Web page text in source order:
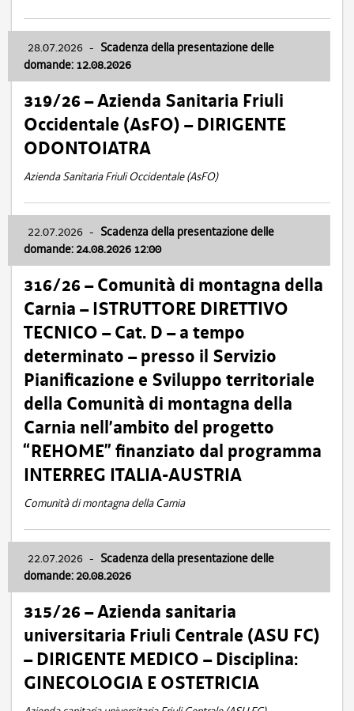
28.07.2026 - Scadenza della presentazione delle
domande: 12.08.2026
319/26 – Azienda Sanitaria Friuli
Occidentale (AsFO) – DIRIGENTE
ODONTOIATRA
Azienda Sanitaria Friuli Occidentale (AsFO)
22.07.2026 - Scadenza della presentazione delle
domande: 24.08.2026 12:00
316/26 – Comunità di montagna della
Carnia – ISTRUTTORE DIRETTIVO
TECNICO – Cat. D – a tempo
determinato – presso il Servizio
Pianificazione e Sviluppo territoriale
della Comunità di montagna della
Carnia nell’ambito del progetto
“REHOME” finanziato dal programma
INTERREG ITALIA-AUSTRIA
Comunità di montagna della Carnia
22.07.2026 - Scadenza della presentazione delle
domande: 20.08.2026
315/26 – Azienda sanitaria
universitaria Friuli Centrale (ASU FC)
– DIRIGENTE MEDICO – Disciplina:
GINECOLOGIA E OSTETRICIA